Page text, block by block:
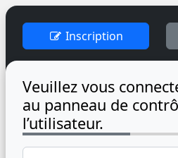
Inscription
Veuillez vous
au panneau de
l’utilisateur.